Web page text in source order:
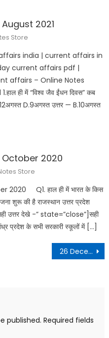
2021
Store
india | current affairs in
current affairs pdf |
affairs – Online Notes
ही में “विश्व जैव ईंधन दिवस” कब
D.9अगस्त उत्तर — B.10अगस्त
October 2020
Store
2020 Q1. हाल ही में भारत के किस
शुरू की है राजस्थान उत्तर प्रदेश
उत्तर देखे -” state=”close”]सही
प्रदेश के सभी सरकारी स्कूलों में […]
26 December 2021 Daily Current Affairs in Hindi PDF
published. Required fields